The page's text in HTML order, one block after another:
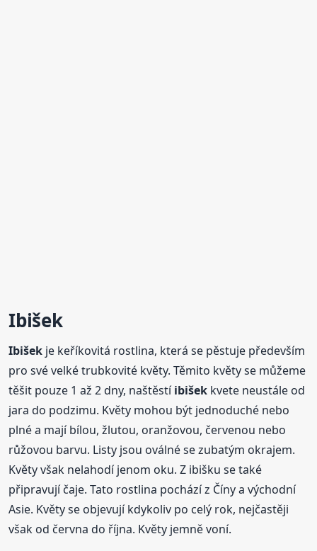
Ibišek
Ibišek je keříkovitá rostlina, která se pěstuje především
pro své velké trubkovité květy. Těmito květy se můžeme
těšit pouze 1 až 2 dny, naštěstíibišek kvete neustále od
jara do podzimu. Květy mohou být jednoduché nebo
plné a mají bílou, žlutou, oranžovou, červenou nebo
růžovou barvu. Listy jsou oválné se zubatým okrajem.
Květy však nelahodí jenom oku. Z ibišku se také
připravují čaje. Tato rostlina pochází z Číny a východní
Asie. Květy se objevují kdykoliv po celý rok, nejčastěji
však od června do října. Květy jemně voní.